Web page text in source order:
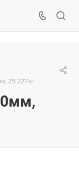
—
29.227кг